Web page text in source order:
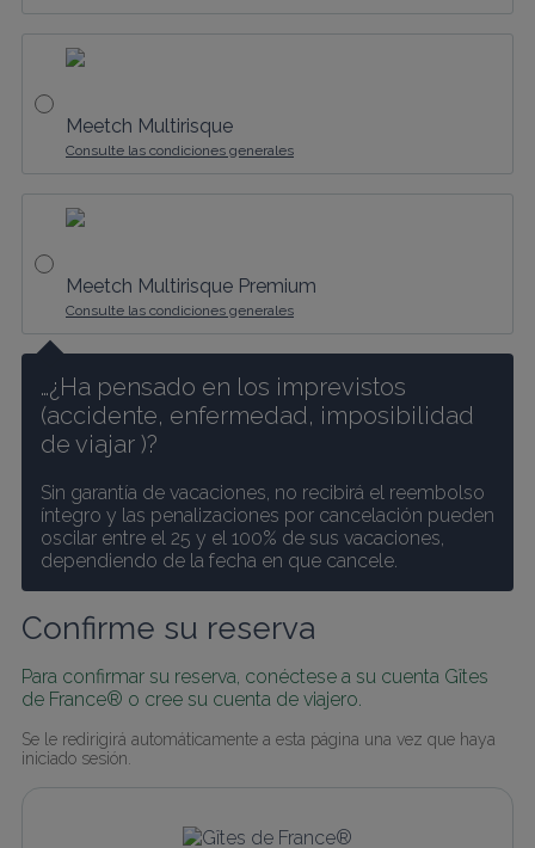
Meetch Multirisque
Consulte las condiciones generales
Meetch Multirisque Premium
Consulte las condiciones generales
…¿Ha pensado en los imprevistos
(accidente, enfermedad, imposibilidad
de viajar )?
Sin garantía de vacaciones, no recibirá el reembolso
íntegro y las penalizaciones por cancelación pueden
oscilar entre el 25 y el 100% de sus vacaciones,
dependiendo de la fecha en que cancele.
Confirme su reserva
Para confirmar su reserva, conéctese a su cuenta Gîtes
de France® o cree su cuenta de viajero.
Se le redirigirá automáticamente a esta página una vez que haya
iniciado sesión.